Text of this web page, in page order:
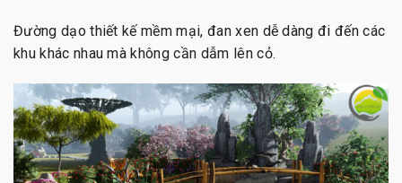
Đường dạo thiết kế mềm mại, đan xen dễ dàng đi đến các
khu khác nhau mà không cần dẫm lên cỏ.